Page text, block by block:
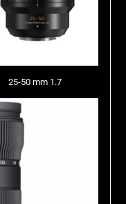
25-50 mm 1.7